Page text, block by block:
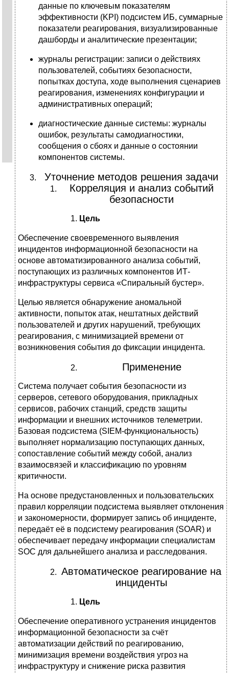
данные по ключевым показателям
эффективности (KPI) подсистем ИБ, суммарные
показатели реагирования, визуализированные
дашборды и аналитические презентации;
журналы регистрации: записи о действиях
пользователей, событиях безопасности,
попытках доступа, ходе выполнения сценариев
реагирования, изменениях конфигурации и
административных операций;
диагностические данные системы: журналы
ошибок, результаты самодиагностики,
сообщения о сбоях и данные о состоянии
компонентов системы.
Уточнение методов решения задачи
Корреляция и анализ событий
безопасности
Цель
Обеспечение своевременного выявления
инцидентов информационной безопасности на
основе автоматизированного анализа событий,
поступающих из различных компонентов ИТ-
инфраструктуры сервиса «Спиральный бустер».
Целью является обнаружение аномальной
активности, попыток атак, нештатных действий
пользователей и других нарушений, требующих
реагирования, с минимизацией времени от
возникновения события до фиксации инцидента.
Применение
Система получает события безопасности из
серверов, сетевого оборудования, прикладных
сервисов, рабочих станций, средств защиты
информации и внешних источников телеметрии.
Базовая подсистема (SIEM-функциональность)
выполняет нормализацию поступающих данных,
сопоставление событий между собой, анализ
взаимосвязей и классификацию по уровням
критичности.
На основе предустановленных и пользовательских
правил корреляции подсистема выявляет отклонения
и закономерности, формирует запись об инциденте,
передаёт её в подсистему реагирования (SOAR) и
обеспечивает передачу информации специалистам
SOC для дальнейшего анализа и расследования.
Автоматическое реагирование на
инциденты
Цель
Обеспечение оперативного устранения инцидентов
информационной безопасности за счёт
автоматизации действий по реагированию,
минимизация времени воздействия угроз на
инфраструктуру и снижение риска развития